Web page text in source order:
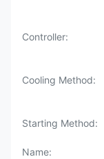
Controller:
Cooling Method:
Starting Method:
Name: